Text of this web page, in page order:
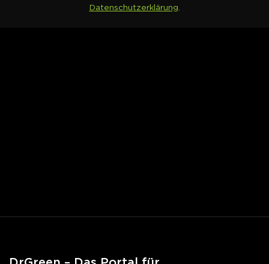
Kein Produkt definiert
Datenschutzerklärung